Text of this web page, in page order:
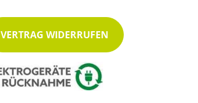
VERTRAG WIDERRUFEN